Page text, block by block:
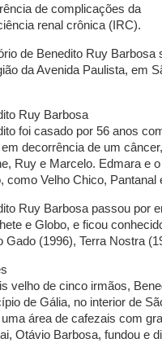
de complicações da
renal crônica (IRC).
de Benedito Ruy Barbosa
da Avenida Paulista, em
Ruy Barbosa
foi casado por 56 anos
decorrência de um
Ruy e Marcelo. Edmara e
como Velho Chico, Pantanal
Ruy Barbosa passou por
e Globo, e ficou
Gado (1996), Terra Nostra
velho de cinco irmãos,
de Gália, no interior de
área de cafezais com
Otávio Barbosa, fundou e